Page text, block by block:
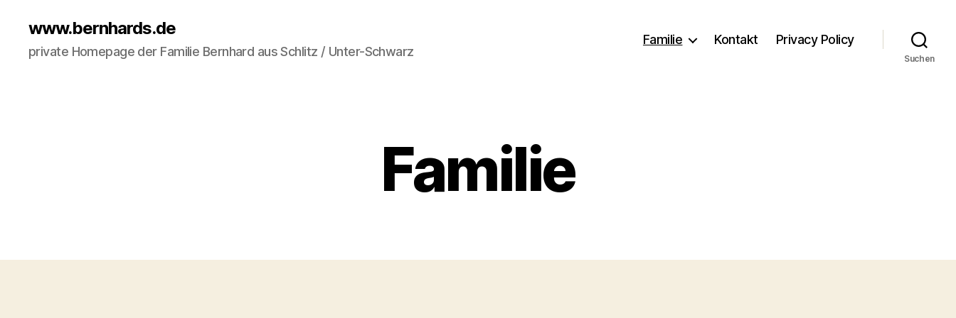
www.bernhards.de
private Homepage der Familie Bernhard aus Schlitz / Unter-Schwarz
Familie Kontakt Privacy Policy
Suchen
Familie